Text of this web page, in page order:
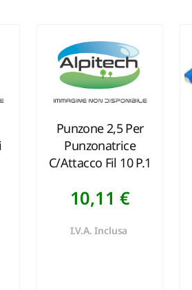
Punzone 2,5 Per
Punzonatrice
C/attacco Fil 10 P.1
10,11€
I.V.A. Inclusa